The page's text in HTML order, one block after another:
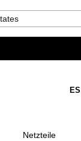
ES
Netzteile